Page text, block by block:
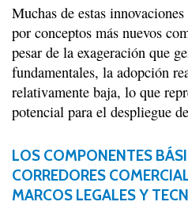
Muchas de estas
por conceptos más nuevos
pesar de la exageración que
fundamentales, la adopción
relativamente baja, lo que
potencial para el despliegue
LOS COMPONENTES
CORREDORES
MARCOS LEGALES Y